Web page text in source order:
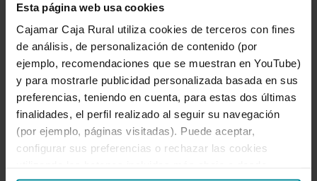
Esta página web usa cookies
Cajamar Caja Rural utiliza cookies de terceros con fines
de análisis, de personalización de contenido (por
ejemplo, recomendaciones que se muestran en YouTube)
y para mostrarle publicidad personalizada basada en sus
preferencias, teniendo en cuenta, para estas dos últimas
finalidades, el perfil realizado al seguir su navegación
(por ejemplo, páginas visitadas). Puede aceptar,
configurar sus preferencias o rechazar las cookies
Consumo
Emisión de crédito documentario de
importación
Envío de documentación
Envío de Hal Cash a través de Banca
Electrónica
Financiación movimientos de la cuenta
Firma de documentos pendientes